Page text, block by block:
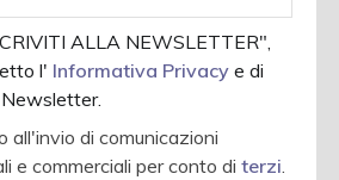
ALLA NEWSLETTER",
l' Informativa Privacye di
all'invio di comunicazioni
e commerciali per conto diterzi.